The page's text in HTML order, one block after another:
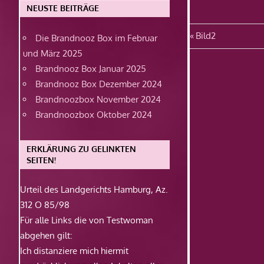
Vorheriger
Beitrag:
Bild2
NEUSTE BEITRÄGE
Die Brandnooz Box im Februar
und März 2025
Brandnooz Box Januar 2025
Brandnooz Box Dezember 2024
Brandnoozbox November 2024
Brandnoozbox Oktober 2024
ERKLÄRUNG ZU GELINKTEN
SEITEN!
Urteil des Landgerichts Hamburg, Az.
312 O 85/98
Für alle Links die von Testwoman
abgehen gilt:
Ich distanziere mich hiermit